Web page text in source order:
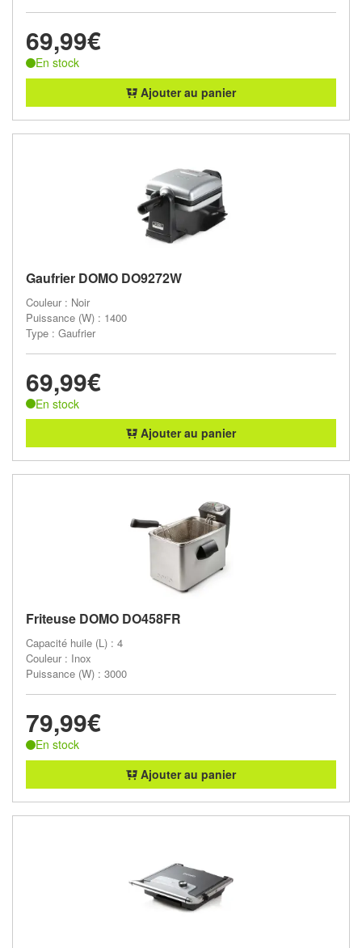
69,99€
En stock
Ajouter au panier
Gaufrier DOMO DO9272W
Couleur : Noir
Puissance (W) : 1400
Type : Gaufrier
69,99€
En stock
Ajouter au panier
Friteuse DOMO DO458FR
Capacité huile (L) : 4
Couleur : Inox
Puissance (W) : 3000
79,99€
En stock
Ajouter au panier